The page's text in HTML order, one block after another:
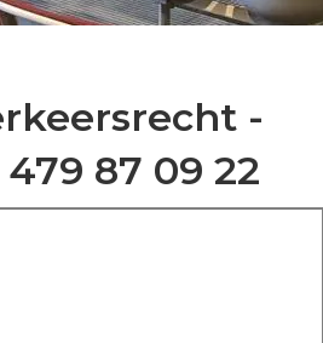
-
87 09 22